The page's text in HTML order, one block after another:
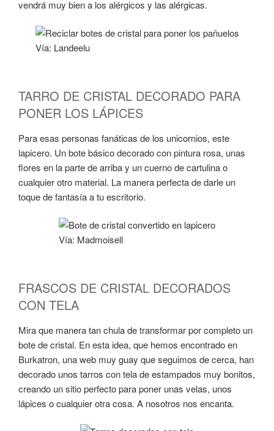
vendrá muy bien a los alérgicos y las alérgicas.
Vía: Landeelu
TARRO DE CRISTAL DECORADO PARA
PONER LOS LÁPICES
Para esas personas fanáticas de los unicornios, este
lapicero. Un bote básico decorado con pintura rosa, unas
flores en la parte de arriba y un cuerno de cartulina o
cualquier otro material. La manera perfecta de darle un
toque de fantasía a tu escritorio.
Vía: Madmoisell
FRASCOS DE CRISTAL DECORADOS
CON TELA
Mira que manera tan chula de transformar por completo un
bote de cristal. En esta idea, que hemos encontrado en
Burkatron, una web muy guay que seguimos de cerca, han
decorado unos tarros con tela de estampados muy bonitos,
creando un sitio perfecto para poner unas velas, unos
lápices o cualquier otra cosa. A nosotros nos encanta.